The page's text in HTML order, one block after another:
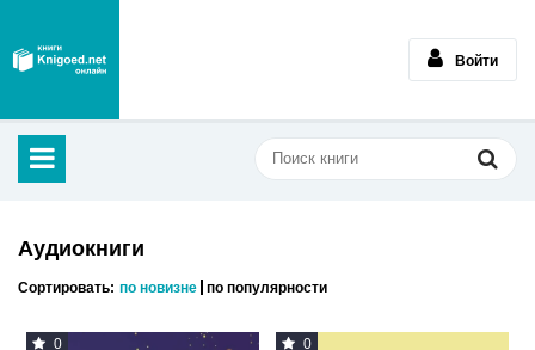
Войти
Аудиокниги
Сортировать: по новизне по популярности
0 0